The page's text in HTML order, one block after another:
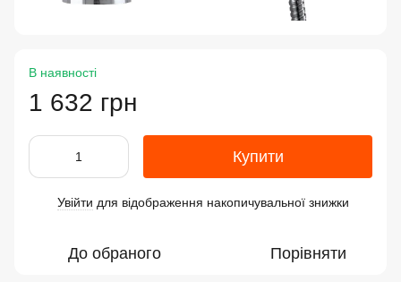
В наявності
1 632 грн
Купити
Увійти для відображення накопичувальної знижки
До обраного Порівняти